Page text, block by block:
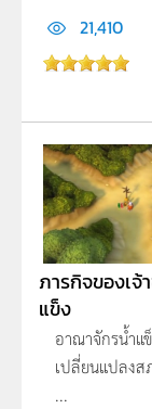
21,410
ภารกิจของเจ้
แข็ง
อาณาจักรน้ำแ
เปลี่ยนแปลงส
...